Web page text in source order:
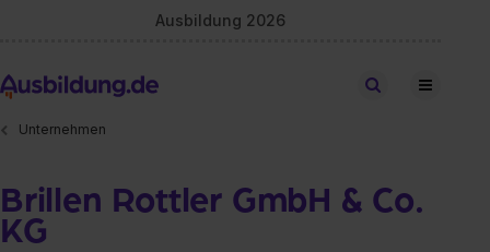
Ausbildung 2026
Stellen finden
Unternehmen
Brillen Rottler GmbH & Co.
KG